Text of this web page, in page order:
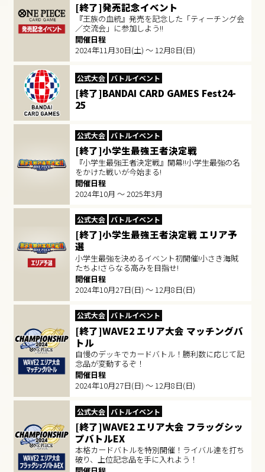
[終了]発売記念イベント
『王族の血統』発売を記念した「ティーチング会
／交流会」に参加しよう!!
開催日程
2024年11月30日(土) ～ 12月8日(日)
公式大会 バトルイベント
[終了]BANDAI CARD GAMES Fest24-
25
公式大会 バトルイベント
[終了]小学生最強王者決定戦
『小学生最強王者決定戦』開幕!!小学生最強の名
をかけた戦いが今始まる!
開催日程
2024年10月 ～ 2025年3月
公式大会 バトルイベント
[終了]小学生最強王者決定戦 エリア予
選
小学生最強を決めるイベント初開催!小さき海賊
たちよ!さらなる高みを目指せ!
開催日程
2024年10月27日(日) ～ 12月8日(日)
公式大会 バトルイベント
[終了]WAVE2 エリア大会 マッチングバ
トル
自慢のデッキでカードバトル！勝利数に応じて記
念品が変動するぞ！
開催日程
2024年10月27日(日) ～ 12月8日(日)
公式大会 バトルイベント
[終了]WAVE2 エリア大会 フラッグシッ
プバトルEX
本格カードバトルを特別開催！ライバル達を打ち
破り、上位記念品を手に入れよう！